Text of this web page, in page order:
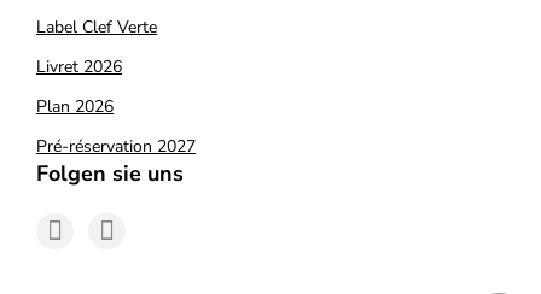
Label Clef Verte
Livret 2026
Plan 2026
Pré-réservation 2027
Folgen sie uns